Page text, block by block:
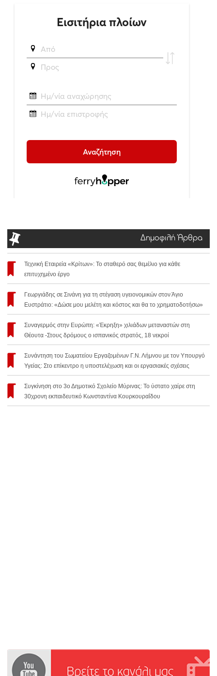
Δημοφιλή Άρθρα
Τεχνική Εταιρεία «Κρίτων»: Το σταθερό σας θεμέλιο για κάθε
επιτυχημένο έργο
Γεωργιάδης σε Σινάνη για τη στέγαση υγειονομικών στον Άγιο
Ευστράτιο: «Δώσε μου μελέτη και κόστος και θα το χρηματοδοτήσω»
Συναγερμός στην Ευρώπη: «Έκρηξη» χιλιάδων μεταναστών στη
Θέουτα -Στους δρόμους ο ισπανικός στρατός, 18 νεκροί
Συνάντηση του Σωματείου Εργαζομένων Γ.Ν. Λήμνου με τον Υπουργό
Υγείας: Στο επίκεντρο η υποστελέχωση και οι εργασιακές σχέσεις
Συγκίνηση στο 3ο Δημοτικό Σχολείο Μύρινας: Το ύστατο χαίρε στη
30χρονη εκπαιδευτικό Κωνσταντίνα Κουρκουραΐδου